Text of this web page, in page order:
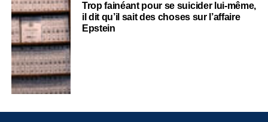
Trop fainéant pour se suicider lui-même,
il dit qu’il sait des choses sur l’affaire
Epstein